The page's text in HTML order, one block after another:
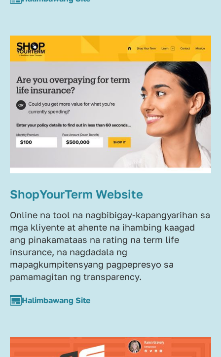
ShopYourTerm Website
Online na tool na nagbibigay-kapangyarihan sa
mga kliyente at ahente na ihambing kaagad
ang pinakamataas na rating na term life
insurance, na nagdadala ng
mapagkumpitensyang pagpepresyo sa
pamamagitan ng transparency.
Halimbawang Site